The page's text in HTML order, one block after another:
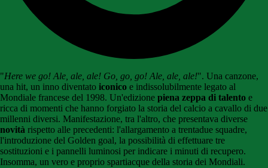
"Here we go! Ale, ale, ale! Go, go, go! Ale, ale, ale!". Una canzone,
una hit, un inno diventato iconico e indissolubilmente legato al
Mondiale francese del 1998. Un'edizione piena zeppa di talento e
ricca di momenti che hanno forgiato la storia del calcio a cavallo di due
millenni diversi. Manifestazione, tra l'altro, che presentava diverse
novità rispetto alle precedenti: l'allargamento a trentadue squadre,
l'introduzione del Golden goal, la possibilità di effettuare tre
sostituzioni e i pannelli luminosi per indicare i minuti di recupero.
Insomma, un vero e proprio spartiacque della storia dei Mondiali.